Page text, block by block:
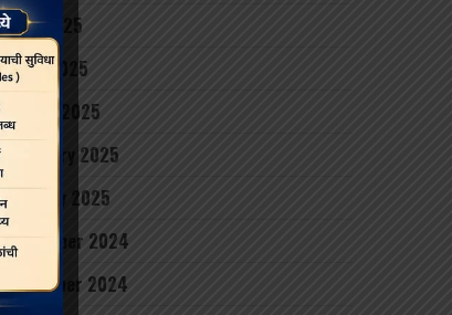
May 2025
April 2025
March 2025
February 2025
January 2025
December 2024
November 2024